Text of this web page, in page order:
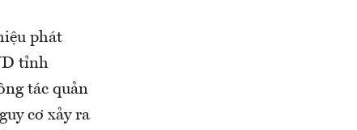
phát
tỉnh
tác quản
cơ xảy ra